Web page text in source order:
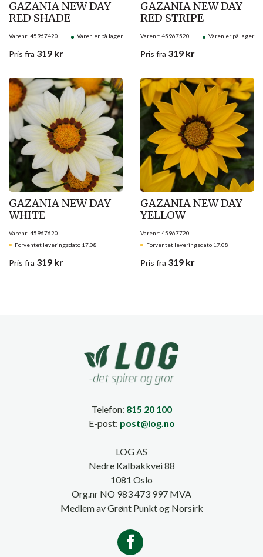
GAZANIA NEW DAY
RED SHADE
Varenr: 45967420 Varen er på lager
Pris fra 319 kr
GAZANIA NEW DAY
RED STRIPE
Varenr: 45967520 Varen er på lager
Pris fra 319 kr
GAZANIA NEW DAY
WHITE
Varenr: 45967620
Forventet leveringsdato 17.08
Pris fra 319 kr
GAZANIA NEW DAY
YELLOW
Varenr: 45967720
Forventet leveringsdato 17.08
Pris fra 319 kr
Telefon: 815 20 100
E-post: post@log.no
LOG AS
Nedre Kalbakkvei 88
1081 Oslo
Org.nr NO 983 473 997 MVA
Medlem av Grønt Punkt og Norsirk